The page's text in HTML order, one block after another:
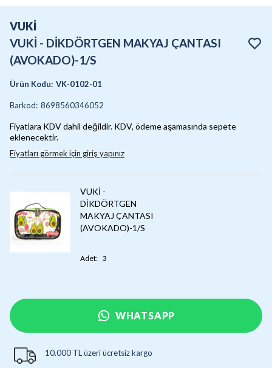
VUKİ
VUKİ - DİKDÖRTGEN MAKYAJ ÇANTASI
(AVOKADO)-1/S
Ürün Kodu: VK-0102-01
Barkod: 8698560346052
Fiyatlara KDV dahil değildir. KDV, ödeme aşamasında sepete
eklenecektir.
Fiyatları görmek için giriş yapınız
VUKİ -
DİKDÖRTGEN
MAKYAJ ÇANTASI
(AVOKADO)-1/S
Adet: 3
WHATSAPP
10.000 TL üzeri ücretsiz kargo